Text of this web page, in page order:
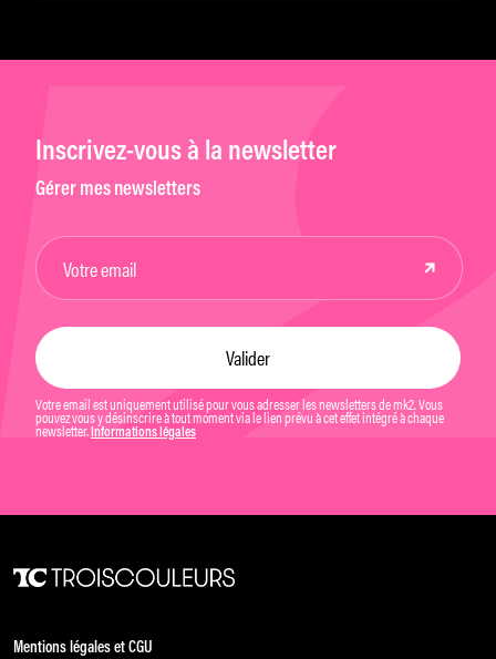
Inscrivez-vous à la newsletter
Gérer mes newsletters
Votre email est uniquement utilisé pour vous adresser les newsletters de mk2. Vous
pouvez vous y désinscrire à tout moment via le lien prévu à cet effet intégré à chaque
newsletter. Informations légales
Mentions légales et CGU